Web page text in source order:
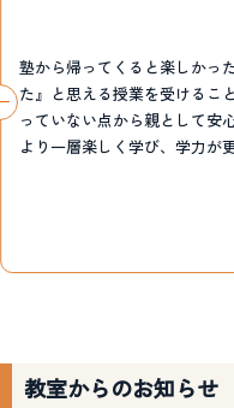
塾から帰ってくると楽しかっ
た』と思える授業を受けるこ
っていない点から親として安
より一層楽しく学び、学力が
教室からのお知らせ